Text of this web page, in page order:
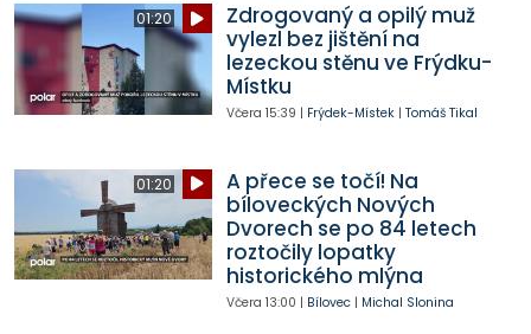
01:20
Zdrogovaný a opilý muž
vylezl bez jištění na
lezeckou stěnu ve Frýdku-
Místku
Včera 15:39 | Frýdek-Místek| Tomáš Tikal
01:20
A přece se točí! Na
bíloveckých Nových
Dvorech se po 84 letech
roztočily lopatky
historického mlýna
Včera 13:00 | Bílovec| Michal Slonina